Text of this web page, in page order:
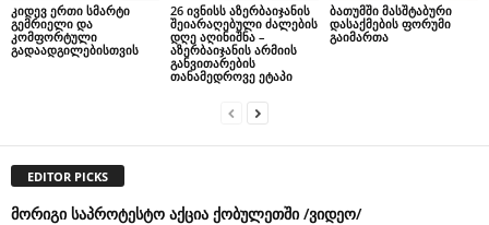
კიდევ ერთი სმარტი
გემრიელი და
კომფორტული
გადაადგილებისთვის
26 ივნისს აზერბაიჯანის
შეიარაღებული ძალების
დღე აღინიშნა –
აზერბაიჯანის არმიის
განვითარების
თანამედროვე ეტაპი
ბათუმში მასშტაბური
დასაქმების ფორუმი
გაიმართა
EDITOR PICKS
მორიგი საპროტესტო აქცია ქობულეთში /ვიდეო/